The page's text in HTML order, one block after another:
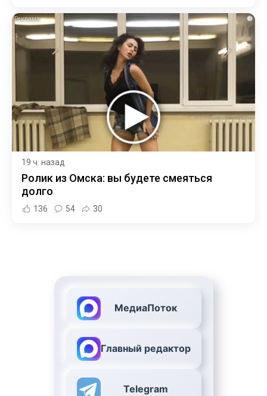
i
19 ч. назад
Ролик из Омска: вы будете смеяться
долго
136 54 30
МедиаПоток
Главный редактор
Telegram